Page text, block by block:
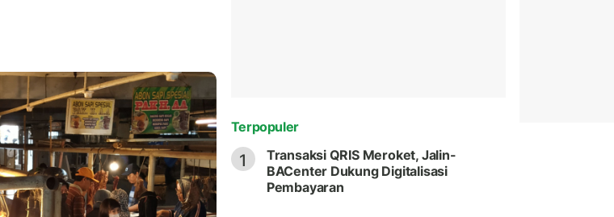
Terpopuler
1
Transaksi QRIS Meroket, Jalin-
BACenter Dukung Digitalisasi
Pembayaran